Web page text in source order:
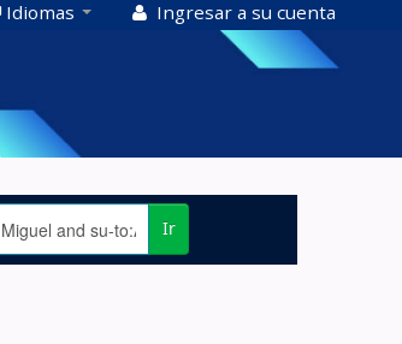
Idiomas Ingresar a su cuenta
Ir